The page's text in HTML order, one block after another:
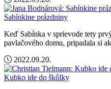
Sabínkine prázdniny
Keď Sabínka v sprievode tety
pavlačového domu, pripadala si
2022.09.20.
Kubko ide do škôlky